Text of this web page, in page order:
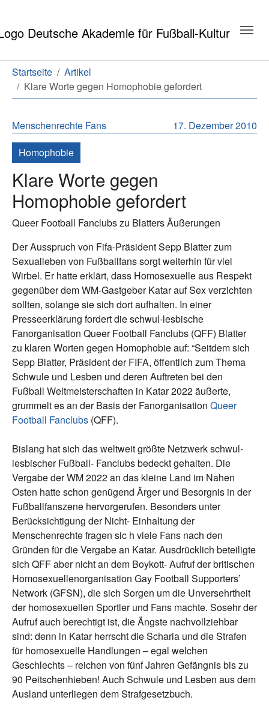
Sie sind hier:
Startseite
Artikel
Klare Worte gegen Homophobie gefordert
17. Dezember 2010
Menschenrechte Fans
Homophobie
Klare Worte gegen
Homophobie gefordert
Queer Football Fanclubs zu Blatters Äußerungen
Der Ausspruch von Fifa-Präsident Sepp Blatter zum
Sexualleben von Fußballfans sorgt weiterhin für viel
Wirbel. Er hatte erklärt, dass Homosexuelle aus Respekt
gegenüber dem WM-Gastgeber Katar auf Sex verzichten
sollten, solange sie sich dort aufhalten. In einer
Presseerklärung fordert die schwul-lesbische
Fanorganisation Queer Football Fanclubs (QFF) Blatter
zu klaren Worten gegen Homophobie auf: “Seitdem sich
Sepp Blatter, Präsident der FIFA, öffentlich zum Thema
Schwule und Lesben und deren Auftreten bei den
Fußball Weltmeisterschaften in Katar 2022 äußerte,
grummelt es an der Basis der Fanorganisation Queer
Football Fanclubs (QFF).
Bislang hat sich das weltweit größte Netzwerk schwul-
lesbischer Fußball- Fanclubs bedeckt gehalten. Die
Vergabe der WM 2022 an das kleine Land im Nahen
Osten hatte schon genügend Ärger und Besorgnis in der
Fußballfanszene hervorgerufen. Besonders unter
Berücksichtigung der Nicht- Einhaltung der
Menschenrechte fragen sic h viele Fans nach den
Gründen für die Vergabe an Katar. Ausdrücklich beteiligte
sich QFF aber nicht an dem Boykott- Aufruf der britischen
Homosexuellenorganisation Gay Football Supporters’
Network (GFSN), die sich Sorgen um die Unversehrtheit
der homosexuellen Sportler und Fans machte. Sosehr der
Aufruf auch berechtigt ist, die Ängste nachvollziehbar
sind: denn in Katar herrscht die Scharia und die Strafen
für homosexuelle Handlungen – egal welchen
Geschlechts – reichen von fünf Jahren Gefängnis bis zu
90 Peitschenhieben! Auch Schwule und Lesben aus dem
Ausland unterliegen dem Strafgesetzbuch.